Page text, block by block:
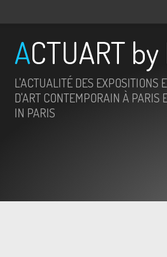
ACTUART
L'ACTUALITÉ DES EXPOSITIONS
D'ART CONTEMPORAIN À PARIS
IN PARIS